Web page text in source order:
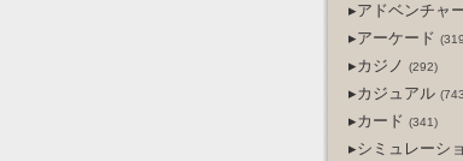
▸アドベンチャ
▸アーケード
▸カジノ (292)
▸カジュアル
▸カード (341)
▸シミュレーシ